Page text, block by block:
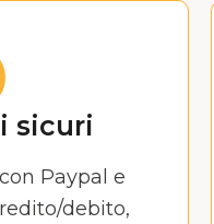
sicuri
Paypal e
debito,